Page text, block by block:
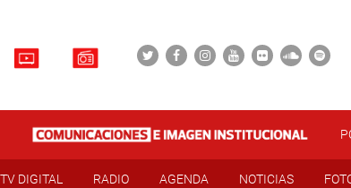
TV DIGITAL RADIO AGENDA NOTICIAS